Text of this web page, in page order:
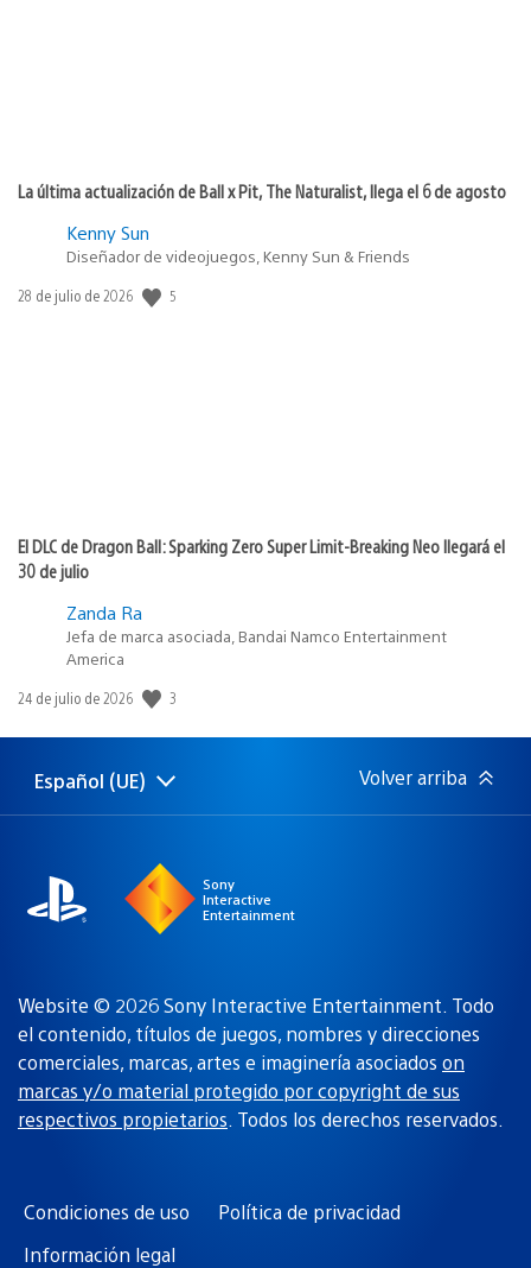
La última actualización de Ball x Pit, The Naturalist, llega el 6 de agosto
Kenny Sun
Diseñador de videojuegos, Kenny Sun & Friends
Fecha
28 de julio de 2026 5
El DLC de Dragon Ball: Sparking Zero Super Limit-Breaking Neo llegará el
30 de julio
Zanda Ra
Jefa de marca asociada, Bandai Namco Entertainment
America
Fecha
publicación:
24 de julio de 2026 3
Selecciona
una
Región
actual:
Español (UE) Volver arriba
Sony
Interactive
Entertainment
Website © 2026 Sony Interactive Entertainment. Todo
el contenido, títulos de juegos, nombres y direcciones
comerciales, marcas, artes e imaginería asociados on
marcas y/o material protegido por copyright de sus
respectivos propietarios. Todos los derechos reservados.
Condiciones de uso
Política de privacidad
Información legal